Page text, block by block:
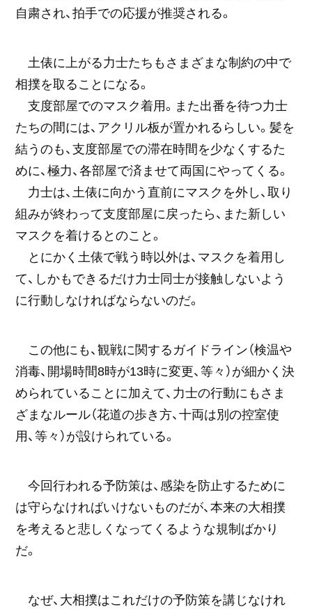
自粛され、拍手での応援が推奨される。
土俵に上がる力士たちもさまざまな制約の中で
相撲を取ることになる。
支度部屋でのマスク着用。また出番を待つ力士
たちの間には、アクリル板が置かれるらしい。髪を
結うのも、支度部屋での滞在時間を少なくするた
めに、極力、各部屋で済ませて両国にやってくる。
力士は、土俵に向かう直前にマスクを外し、取り
組みが終わって支度部屋に戻ったら、また新しい
マスクを着けるとのこと。
とにかく土俵で戦う時以外は、マスクを着用し
て、しかもできるだけ力士同士が接触しないよう
に行動しなければならないのだ。
この他にも、観戦に関するガイドライン（検温や
消毒、開場時間8時が13時に変更、等々）が細かく決
められていることに加えて、力士の行動にもさま
ざまなルール（花道の歩き方、十両は別の控室使
用、等々）が設けられている。
今回行われる予防策は、感染を防止するために
は守らなければいけないものだが、本来の大相撲
を考えると悲しくなってくるような規制ばかり
だ。
なぜ、大相撲はこれだけの予防策を講じなけれ